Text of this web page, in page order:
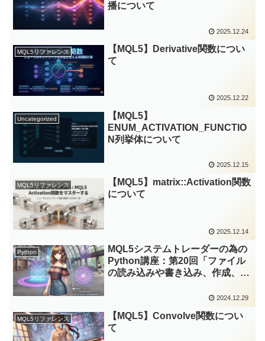
播について
2025.12.24
MQL5リファレンス
【MQL5】Derivative関数につい
て
2025.12.22
Uncategorized
【MQL5】
ENUM_ACTIVATION_FUNCTIO
N列挙体について
2025.12.15
MQL5リファレンス
【MQL5】matrix::Activation関数
について
2025.12.14
Python
MQL5システムトレーダーの為の
Python講座：第20回「ファイル
の読み込みや書き込み、作成、圧
2024.12.29
MQL5リファレンス
【MQL5】Convolve関数につい
て